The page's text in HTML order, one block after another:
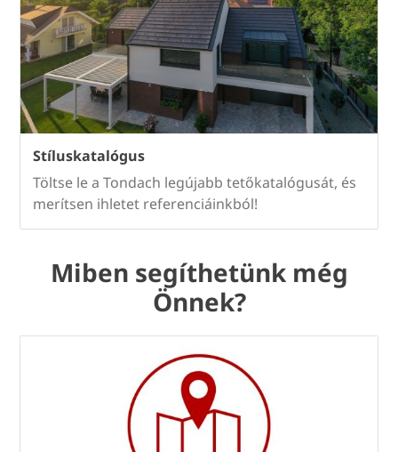
Stíluskatalógus
Töltse le a Tondach legújabb tetőkatalógusát, és
merítsen ihletet referenciáinkból!
Miben segíthetünk még
Önnek?